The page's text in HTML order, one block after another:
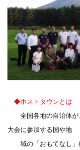
◆ホストタウンとは
全国各地の自治体が
大会に参加する国や地
域の「おもてなし」